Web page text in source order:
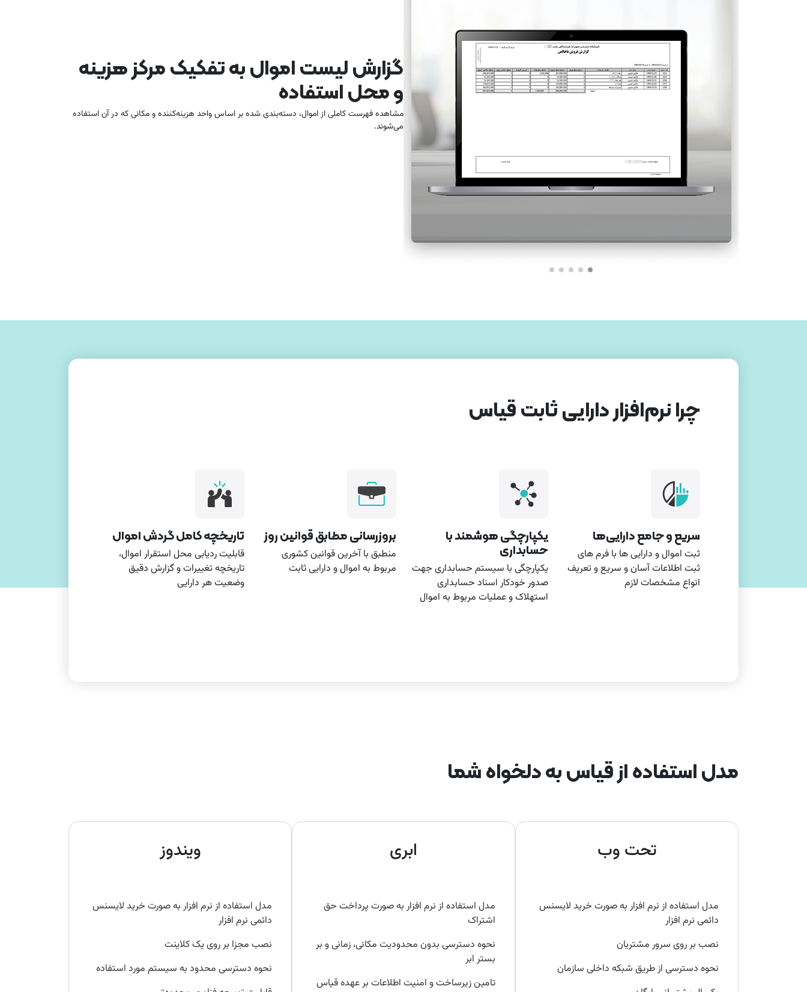
گزارش لیست اموال به تفکیک مرکز هزینه
و محل استفاده‌
مشاهده فهرست کاملی از اموال، دسته‌بندی شده بر اساس واحد هزینه‌کننده و مکانی که در آن استفاده
می‌شوند.
چرا نرم‌افزار دارایی ثابت قیاس
سریع و جامع دارایی‌ها
ثبت اموال و دارایی ها با فرم های
ثبت اطلاعات آسان و سریع و تعریف
انواع مشخصات لازم‌
یکپارچگی هوشمند با
حسابداری
یکپارچگی با سیستم حسابداری جهت
صدور خودکار اسناد حسابداری
استهلاک و عملیات مربوط به اموال
بروزرسانی مطابق قوانین روز‌
منطبق با آخرین قوانین کشوری
مربوط به اموال و دارایی ثابت
تاریخچه کامل گردش اموال‌
قابلیت ردیابی محل استقرار اموال،
تاریخچه تغییرات و گزارش دقیق
وضعیت هر دارایی
مدل استفاده از قیاس به دلخواه شما
تحت وب
مدل استفاده از نرم‌ افزار به صورت خرید لایسنس
دائمی نرم افزار
نصب بر روی سرور مشتریان
نحوه دسترسی از طریق شبکه داخلی سازمان
ابری
مدل استفاده از نرم افزار به صورت پرداخت حق
اشتراک
نحوه دسترسی بدون محدودیت مکانی، زمانی و بر
بستر ابر
تامین زیرساخت و امنیت اطلاعات بر عهده قیاس
ویندوز
مدل استفاده از نرم‌ افزار به صورت خرید لایسنس
دائمی نرم افزار
نصب مجزا بر روی یک کلاینت
نحوه دسترسی محدود به سیستم مورد استفاده